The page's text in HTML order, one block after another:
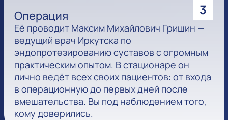
3
Операция
Её проводит Максим Михайлович Гришин —
ведущий врач Иркутска по
эндопротезированию суставов с огромным
практическим опытом. В стационаре он
лично ведёт всех своих пациентов: от входа
в операционную до первых дней после
вмешательства. Вы под наблюдением того,
кому доверились.